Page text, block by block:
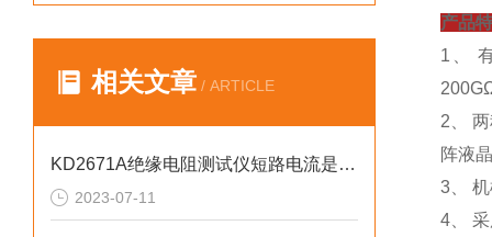
相关文章 / ARTICLE
KD2671A绝缘电阻测试仪短路电流是多少
2023-07-11
产品
1、
2、
阵液
3、
4、